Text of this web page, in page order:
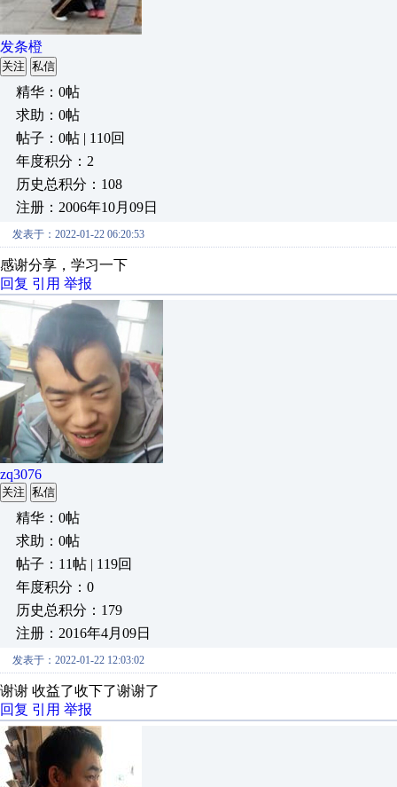
发条橙
关注 私信
精华：0帖
求助：0帖
帖子：0帖 | 110回
年度积分：2
历史总积分：108
注册：2006年10月09日
发表于：2022-01-22 06:20:53
感谢分享，学习一下
回复 引用 举报
zq3076
关注 私信
精华：0帖
求助：0帖
帖子：11帖 | 119回
年度积分：0
历史总积分：179
注册：2016年4月09日
发表于：2022-01-22 12:03:02
谢谢 收益了收下了谢谢了
回复 引用 举报